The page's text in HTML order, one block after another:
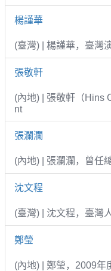
楊謹華
(臺灣) | 楊謹華，臺灣
張敬軒
(內地) | 張敬軒（Hins
nt
張瀾瀾
(內地) | 張瀾瀾，曾任
沈文程
(臺灣) | 沈文程，臺灣
鄭瑩
(內地) | 鄭瑩，2009年